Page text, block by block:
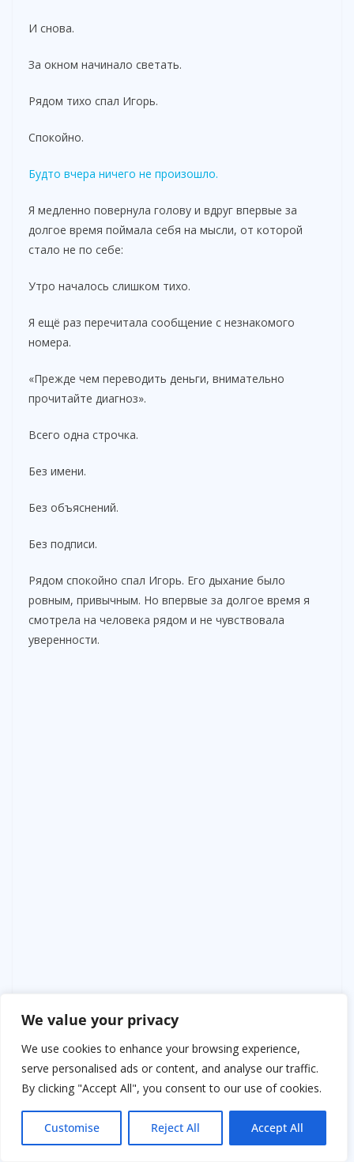
We value your privacy
We use cookies to enhance your browsing experience,
serve personalised ads or content, and analyse our traffic.
By clicking "Accept All", you consent to our use of cookies.
Customise Reject All Accept All
И снова.
За окном начинало светать.
Рядом тихо спал Игорь.
Спокойно.
Будто вчера ничего не произошло.
Я медленно повернула голову и вдруг впервые за
долгое время поймала себя на мысли, от которой
стало не по себе:
Утро началось слишком тихо.
Я ещё раз перечитала сообщение с незнакомого
номера.
«Прежде чем переводить деньги, внимательно
прочитайте диагноз».
Всего одна строчка.
Без имени.
Без объяснений.
Без подписи.
Рядом спокойно спал Игорь. Его дыхание было
ровным, привычным. Но впервые за долгое время я
смотрела на человека рядом и не чувствовала
уверенности.